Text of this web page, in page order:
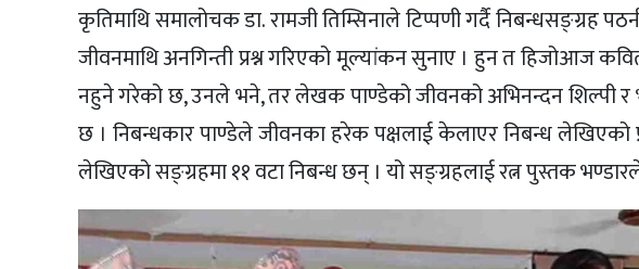
कृतिमाथि समालोचक डा. रामजी तिम्सिनाले टिप्पणी गर्दै निबन्धसङ्ग्रह
जीवनमाथि अनगिन्ती प्रश्न गरिएको मूल्यांकन सुनाए । हुन त हिजोआज
नहुने गरेको छ, उनले भने, तर लेखक पाण्डेको जीवनको अभिनन्दन शिल्पी र
छ । निबन्धकार पाण्डेले जीवनका हरेक पक्षलाई केलाएर निबन्ध लेखिएको
लेखिएको सङ्ग्रहमा ११ वटा निबन्ध छन् । यो सङ्ग्रहलाई रत्न पुस्तक